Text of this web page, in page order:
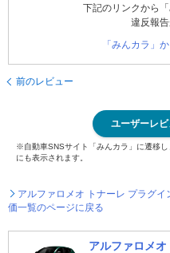
下記のリンクから
違反報告
「みんカラ」
前のレビュー
ユーザーレ
※自動車SNSサイト「みんカラ」に遷移
にも表示されます。
アルファロメオ トナーレ プラグ
価一覧のページに戻る
アルファロメ